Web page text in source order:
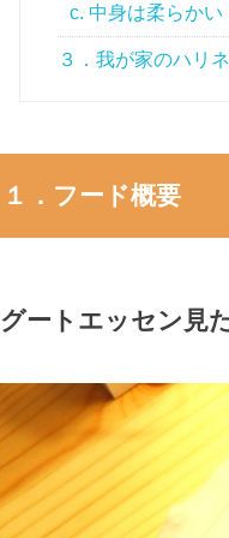
c. 中身は柔らかい
３．我が家のハリ
１．フード概要
グートエッセン見